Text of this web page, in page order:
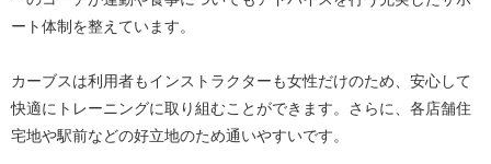
ート体制を整えています。
カーブスは利用者もインストラクターも女性だけのため、安心して
快適にトレーニングに取り組むことができます。さらに、各店舗住
宅地や駅前などの好立地のため通いやすいです。